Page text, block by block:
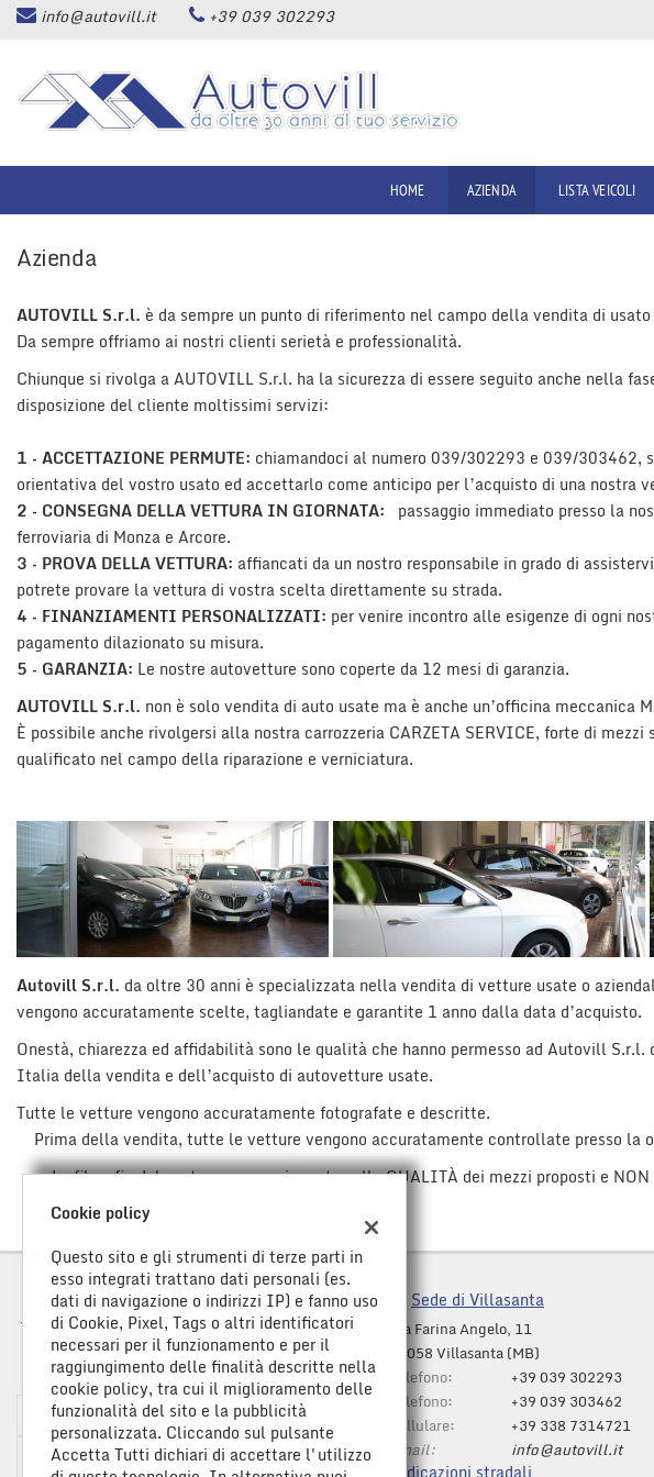
AZIENDA
ASSISTENZA
CONTATTI
NEWS
AREA COMMERCIANTI
info@autovill.it +39 039 302293
HOME AZIENDA LISTA VEICOLI
Azienda
AUTOVILL S.r.l. è da sempre un punto di riferimento nel campo della vendita di
Da sempre offriamo ai nostri clienti serietà e professionalità.
Chiunque si rivolga a AUTOVILL S.r.l. ha la sicurezza di essere seguito anche nella
disposizione del cliente moltissimi servizi:
1 – ACCETTAZIONE PERMUTE: chiamandoci al numero 039/302293 e 039/303462,
orientativa del vostro usato ed accettarlo come anticipo per l’acquisto di una nostra
2 – CONSEGNA DELLA VETTURA IN GIORNATA: passaggio immediato presso la
ferroviaria di Monza e Arcore.
3 – PROVA DELLA VETTURA: affiancati da un nostro responsabile in grado di
potrete provare la vettura di vostra scelta direttamente su strada.
4 – FINANZIAMENTI PERSONALIZZATI: per venire incontro alle esigenze di ogni
pagamento dilazionato su misura.
5 – GARANZIA: Le nostre autovetture sono coperte da 12 mesi di garanzia.
AUTOVILL S.r.l. non è solo vendita di auto usate ma è anche un’officina meccanica
È possibile anche rivolgersi alla nostra carrozzeria CARZETA SERVICE, forte di
qualificato nel campo della riparazione e verniciatura.
Autovill S.r.l. da oltre 30 anni è specializzata nella vendita di vetture usate o
vengono accuratamente scelte, tagliandate e garantite 1 anno dalla data d’acquisto.
Onestà, chiarezza ed affidabilità sono le qualità che hanno permesso ad Autovill
Italia della vendita e dell’acquisto di autovetture usate.
Tutte le vetture vengono accuratamente fotografate e descritte.
Prima della vendita, tutte le vetture vengono accuratamente controllate presso la
La filosofia del nostro commercio ruota sulla QUALITÀ dei mezzi proposti e NON
Orario apertura
Lun-Ven:
9:00-12:30 / 14:30-
Sede di Villasanta
Via Farina Angelo, 11
20058 Villasanta (MB)
Telefono:
+39 039 302293
Telefono:
+39 039 303462
Cellulare:
+39 338 7314721
Email:
info@autovill.it
Cookie policy
Questo sito e gli strumenti di terze parti in
esso integrati trattano dati personali (es.
dati di navigazione o indirizzi IP) e fanno uso
di Cookie, Pixel, Tags o altri identificatori
necessari per il funzionamento e per il
raggiungimento delle finalità descritte nella
cookie policy, tra cui il miglioramento delle
funzionalità del sito e la pubblicità
personalizzata. Cliccando sul pulsante
Accetta Tutti dichiari di accettare l'utilizzo
preferenze
di
consenso
Il
pannello
consente
le
tue
preferenze
di
consenso
tecnologie
di
tracciamento
che
adottiamo
per
offrire
funzionalità
e
svolgere
le
attività
di
seguito
ottenere
maggiori
informazioni
sull'utilità
e
funzionamento
di
questi
strumenti
di
tracciamento
rimanda
alla
cookie
policy.
Puoi
rivedere
modificare
scelte
qualsiasi
momento.